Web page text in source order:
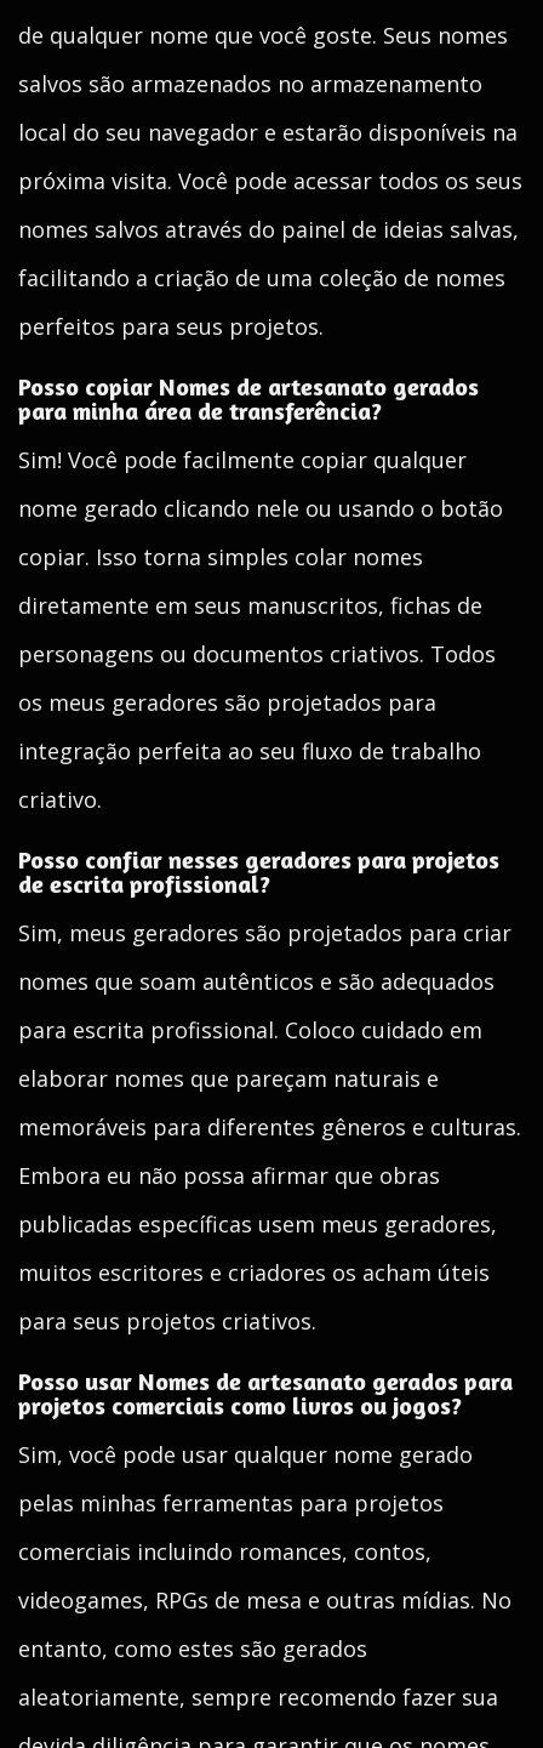
de qualquer nome que você goste. Seus nomes
salvos são armazenados no armazenamento
local do seu navegador e estarão disponíveis na
próxima visita. Você pode acessar todos os seus
nomes salvos através do painel de ideias salvas,
facilitando a criação de uma coleção de nomes
perfeitos para seus projetos.
Posso copiar Nomes de artesanato gerados
para minha área de transferência?
Sim! Você pode facilmente copiar qualquer
nome gerado clicando nele ou usando o botão
copiar. Isso torna simples colar nomes
diretamente em seus manuscritos, fichas de
personagens ou documentos criativos. Todos
os meus geradores são projetados para
integração perfeita ao seu fluxo de trabalho
criativo.
Posso confiar nesses geradores para projetos
de escrita profissional?
Sim, meus geradores são projetados para criar
nomes que soam autênticos e são adequados
para escrita profissional. Coloco cuidado em
elaborar nomes que pareçam naturais e
memoráveis para diferentes gêneros e culturas.
Embora eu não possa afirmar que obras
publicadas específicas usem meus geradores,
muitos escritores e criadores os acham úteis
para seus projetos criativos.
Posso usar Nomes de artesanato gerados para
projetos comerciais como livros ou jogos?
Sim, você pode usar qualquer nome gerado
pelas minhas ferramentas para projetos
comerciais incluindo romances, contos,
videogames, RPGs de mesa e outras mídias. No
entanto, como estes são gerados
aleatoriamente, sempre recomendo fazer sua